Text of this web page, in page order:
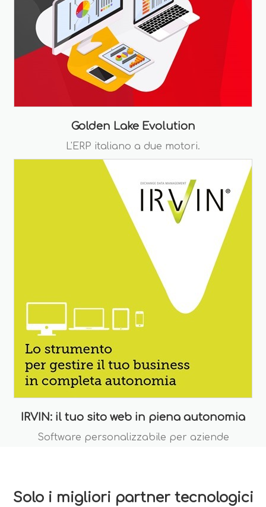
Golden Lake Evolution
L'ERP italiano a due motori.
IRVIN: il tuo sito web in piena autonomia
Software personalizzabile per aziende
Solo i migliori partner tecnologici